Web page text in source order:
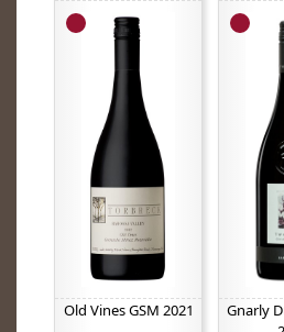
Old Vines GSM 2021
Gnarly